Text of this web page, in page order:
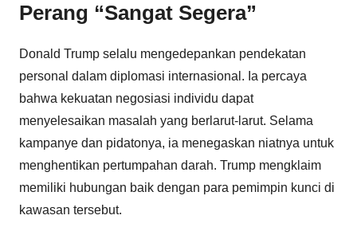
Perang “Sangat Segera”
Donald Trump selalu mengedepankan pendekatan
personal dalam diplomasi internasional. Ia percaya
bahwa kekuatan negosiasi individu dapat
menyelesaikan masalah yang berlarut-larut. Selama
kampanye dan pidatonya, ia menegaskan niatnya untuk
menghentikan pertumpahan darah. Trump mengklaim
memiliki hubungan baik dengan para pemimpin kunci di
kawasan tersebut.